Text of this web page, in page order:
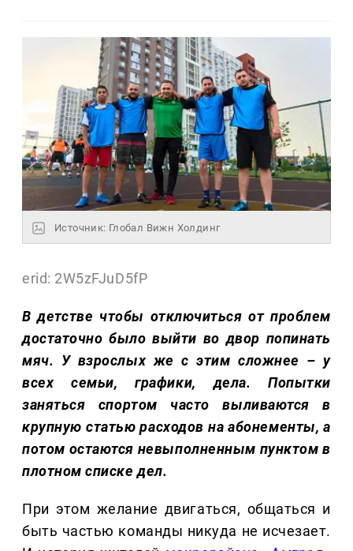
Источник: Глобал Вижн Холдинг
erid: 2W5zFJuD5fP
В детстве чтобы отключиться от проблем
достаточно было выйти во двор попинать
мяч. У взрослых же с этим сложнее – у
всех семьи, графики, дела. Попытки
заняться спортом часто выливаются в
крупную статью расходов на абонементы, а
потом остаются невыполненным пунктом в
плотном списке дел.
При этом желание двигаться, общаться и
быть частью команды никуда не исчезает.